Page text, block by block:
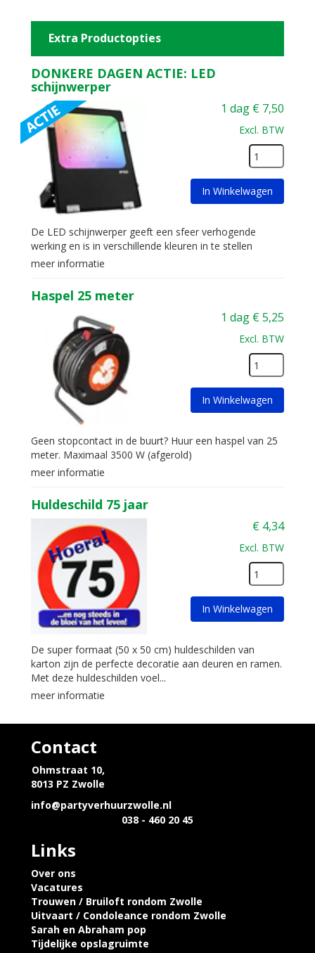
Extra Productopties
DONKERE DAGEN ACTIE: LED
schijnwerper
1 dag € 7,50
Excl. BTW
In Winkelwagen
De LED schijnwerper geeft een sfeer verhogende
werking en is in verschillende kleuren in te stellen
meer informatie
Haspel 25 meter
1 dag €5,25
Excl. BTW
In Winkelwagen
Geen stopcontact in de buurt? Huur een haspel van 25
meter. Maximaal 3500 W (afgerold)
meer informatie
Huldeschild 75 jaar
€ 4,34
Excl. BTW
In Winkelwagen
De super formaat (50 x 50 cm) huldeschilden van
karton zijn de perfecte decoratie aan deuren en ramen.
Met deze huldeschilden voel...
meer informatie
Contact
Ohmstraat 10,
8013 PZ Zwolle
info@partyverhuurzwolle.nl
038 - 460 20 45
Links
Over ons
Vacatures
Trouwen / Bruiloft rondom Zwolle
Uitvaart / Condoleance rondom Zwolle
Sarah en Abraham pop
Tijdelijke opslagruimte